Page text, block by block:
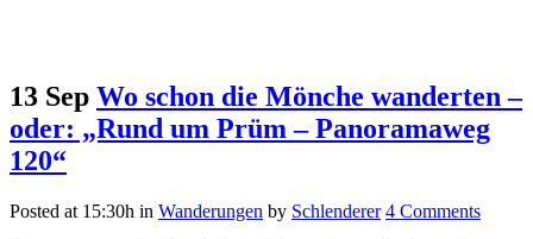
13 Sep Wo schon die Mönche wanderten –
oder: „Rund um Prüm – Panoramaweg
120“
Posted at 15:30h in Wanderungen by Schlenderer 4 Comments